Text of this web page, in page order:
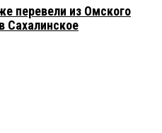
перевели из Омского
Сахалинское